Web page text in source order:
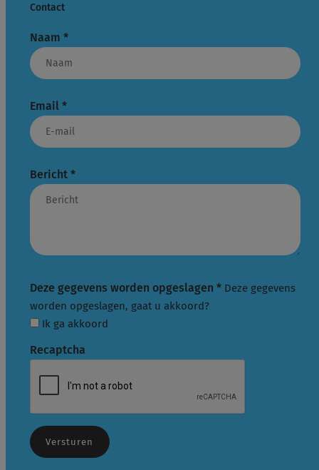
Contact
Naam *
Email *
Bericht *
Deze gegevens worden opgeslagen * Deze gegevens
worden opgeslagen, gaat u akkoord?
Ik ga akkoord
Recaptcha